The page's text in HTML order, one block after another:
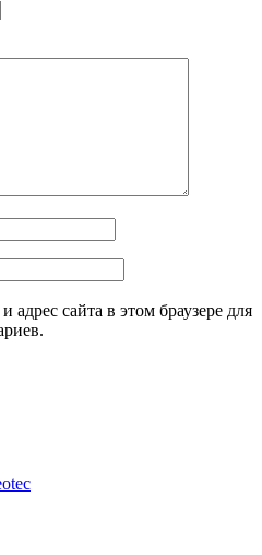
адрес сайта в этом браузере для